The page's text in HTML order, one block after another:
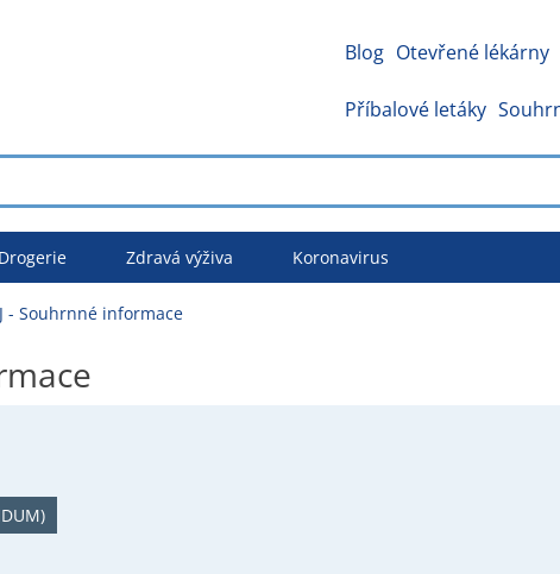
Blog Otevřené lékárny
Příbalové letáky
Drogerie Zdravá výživa Koronavirus
- Souhrnné informace